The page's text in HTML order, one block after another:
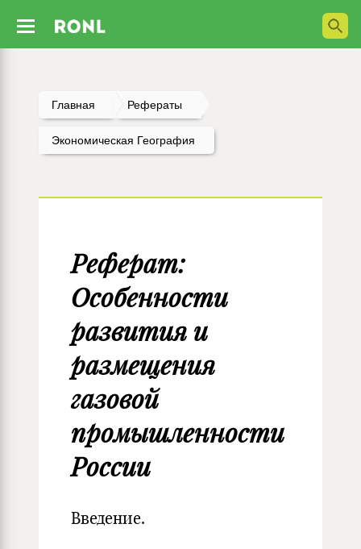
Главная Рефераты
Экономическая География
Реферат:
Особенности
развития и
размещения
газовой
промышленности
России
Введение.